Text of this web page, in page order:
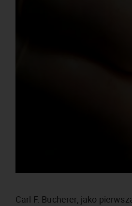
Carl F. Bucherer, jako